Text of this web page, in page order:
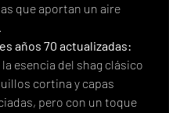
que aportan un aire
años 70 actualizadas:
esencia del shag clásico
cortina y capas
pero con un toque